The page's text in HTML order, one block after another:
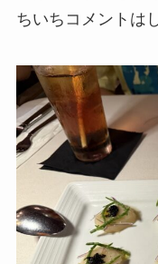
ちいちコメントは